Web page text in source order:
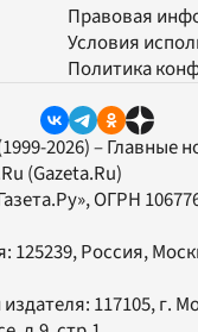
Правовая
Условия
Политика
2026) – Главные
(Gazeta.Ru)
, ОГРН
125239, Россия,
117105, г.